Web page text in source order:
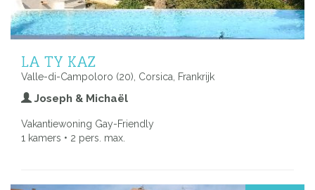
LA TY KAZ
Valle-di-Campoloro (20), Corsica, Frankrijk
Joseph & Michaël
Vakantiewoning Gay-Friendly
1 kamers • 2 pers. max.